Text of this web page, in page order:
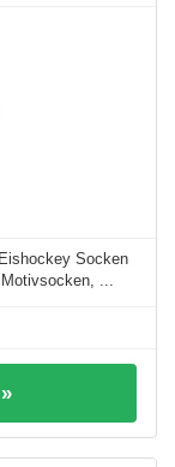
Socken
...